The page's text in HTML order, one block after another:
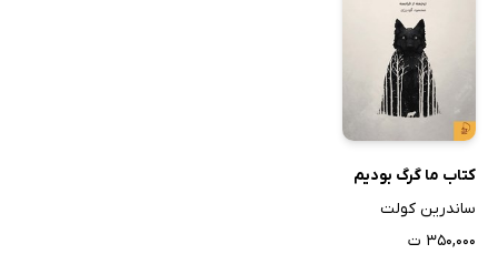
کتاب ما گرگ بودیم
ساندرین کولت
۳۵۰,۰۰۰ ت